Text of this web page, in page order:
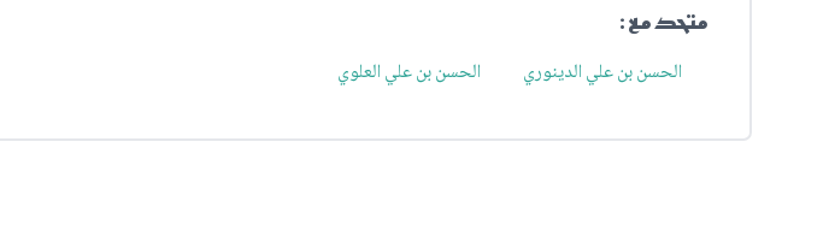
متحد مع :
الحسن بن علي الدينوري الحسن بن علي العلوي